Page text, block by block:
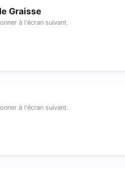
Graisse
à l'écran suivant.
à l'écran suivant.